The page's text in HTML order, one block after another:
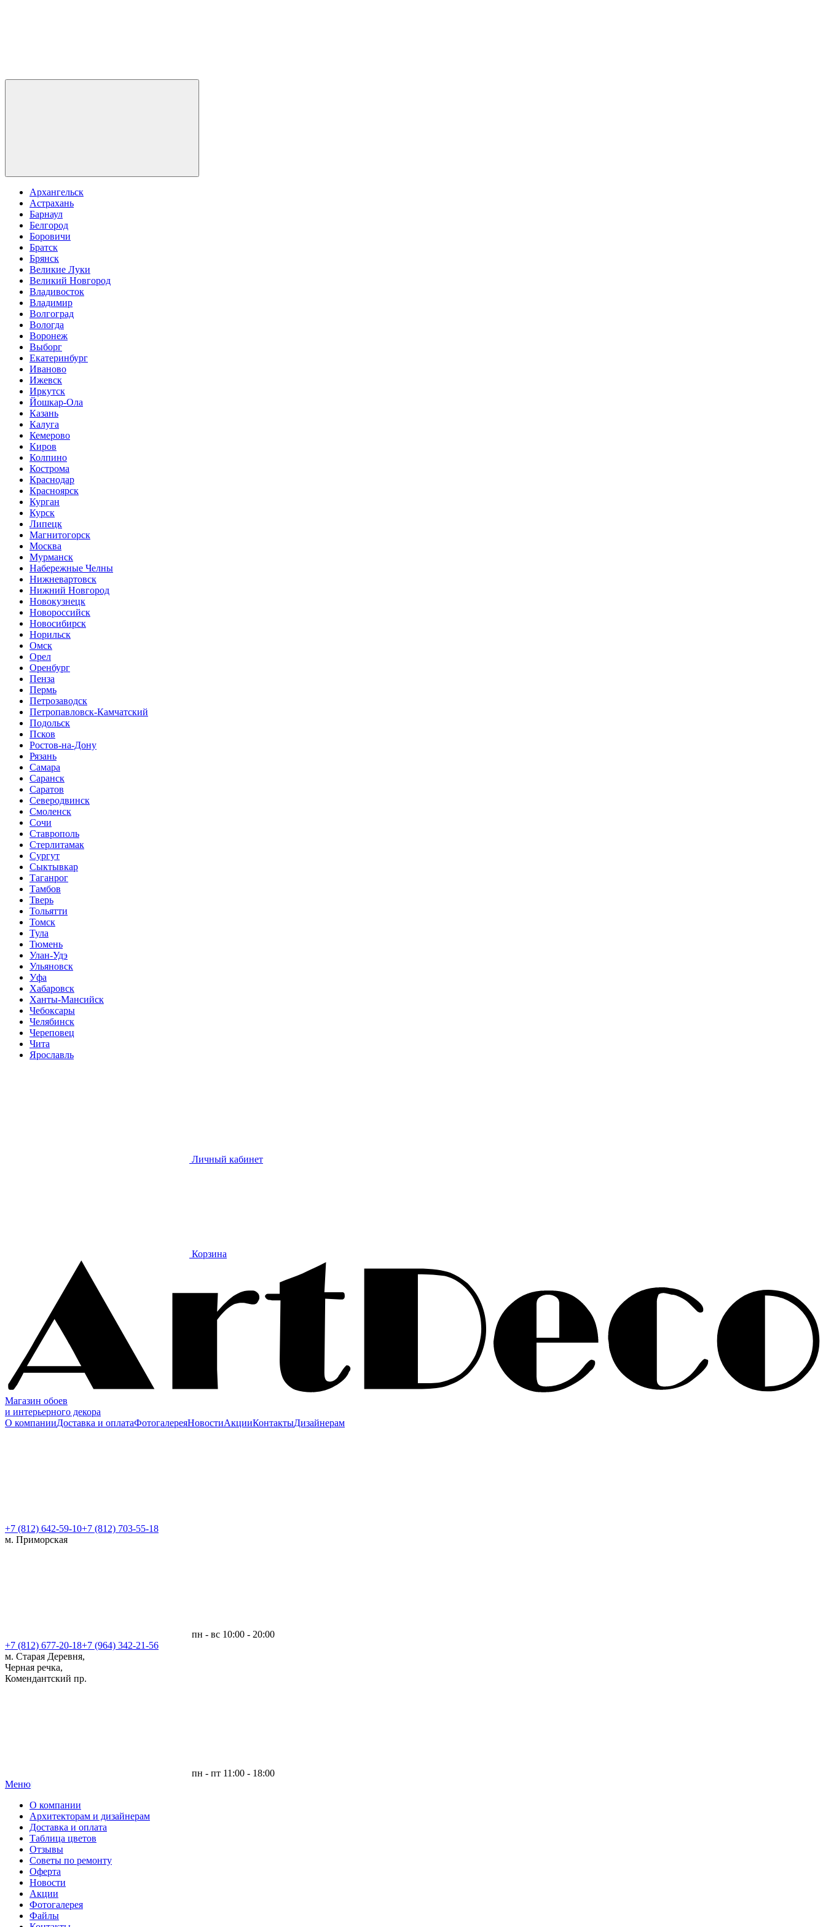
Архангельск
Астрахань
Барнаул
Белгород
Боровичи
Братск
Брянск
Великие Луки
Великий Новгород
Владивосток
Владимир
Волгоград
Вологда
Воронеж
Выборг
Екатеринбург
Иваново
Ижевск
Иркутск
Йошкар-Ола
Казань
Калуга
Кемерово
Киров
Колпино
Кострома
Краснодар
Красноярск
Курган
Курск
Липецк
Магнитогорск
Москва
Мурманск
Набережные Челны
Нижневартовск
Нижний Новгород
Новокузнецк
Новороссийск
Новосибирск
Норильск
Омск
Орел
Оренбург
Пенза
Пермь
Петрозаводск
Петропавловск-Камчатский
Подольск
Псков
Ростов-на-Дону
Рязань
Самара
Саранск
Саратов
Северодвинск
Смоленск
Сочи
Ставрополь
Стерлитамак
Сургут
Сыктывкар
Таганрог
Тамбов
Тверь
Тольятти
Томск
Тула
Тюмень
Улан-Удэ
Ульяновск
Уфа
Хабаровск
Ханты-Мансийск
Чебоксары
Челябинск
Череповец
Чита
Ярославль
Личный кабинет
Корзина
Магазин обоев
и интерьерного декора
О компанииДоставка и оплатаФотогалереяНовостиАкцииКонтактыДизайнерам
+7 (812) 642-59-10+7 (812) 703-55-18
м. Приморская
пн - вс 10:00 - 20:00
+7 (812) 677-20-18+7 (964) 342-21-56
м. Старая Деревня,
Черная речка,
Комендантский пр.
пн - пт 11:00 - 18:00
Меню|
О компании
Архитекторам и дизайнерам
Доставка и оплата
Таблица цветов
Отзывы
Советы по ремонту
Оферта
Новости
Акции
Фотогалерея
Файлы